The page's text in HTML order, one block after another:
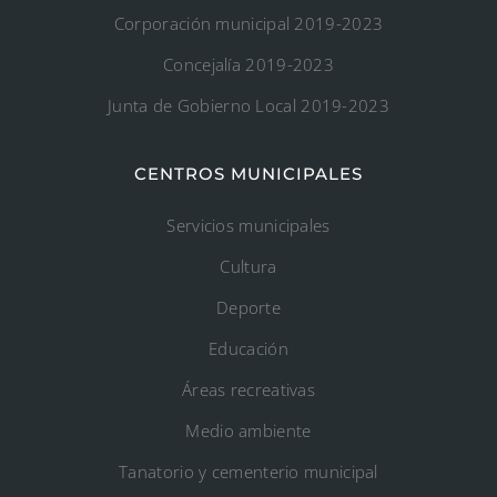
Corporación municipal 2019-2023
Concejalía 2019-2023
Junta de Gobierno Local 2019-2023
CENTROS MUNICIPALES
Servicios municipales
Cultura
Deporte
Educación
Áreas recreativas
Medio ambiente
Tanatorio y cementerio municipal